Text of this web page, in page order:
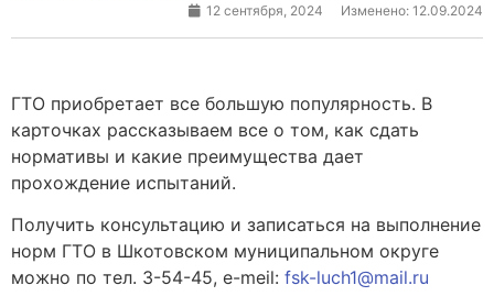
12 сентября, 2024 Изменено: 12.09.2024
ГТО приобретает все большую популярность. В
карточках рассказываем все о том, как сдать
нормативы и какие преимущества дает
прохождение испытаний.
Получить консультацию и записаться на выполнение
норм ГТО в Шкотовском муниципальном округе
можно по тел. 3-54-45, e-meil: fsk-luch1@mail.ru